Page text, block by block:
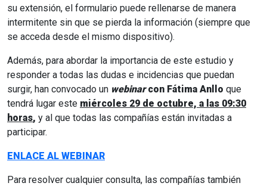
su extensión, el formulario puede rellenarse de manera
intermitente sin que se pierda la información (siempre que
se acceda desde el mismo dispositivo).
Además, para abordar la importancia de este estudio y
responder a todas las dudas e incidencias que puedan
surgir, han convocado un webinarcon Fátima Anllo que
tendrá lugar este miércoles 29 de octubre, a las 09:30
horas, y al que todas las compañías están invitadas a
participar.
ENLACE AL WEBINAR
Para resolver cualquier consulta, las compañías también